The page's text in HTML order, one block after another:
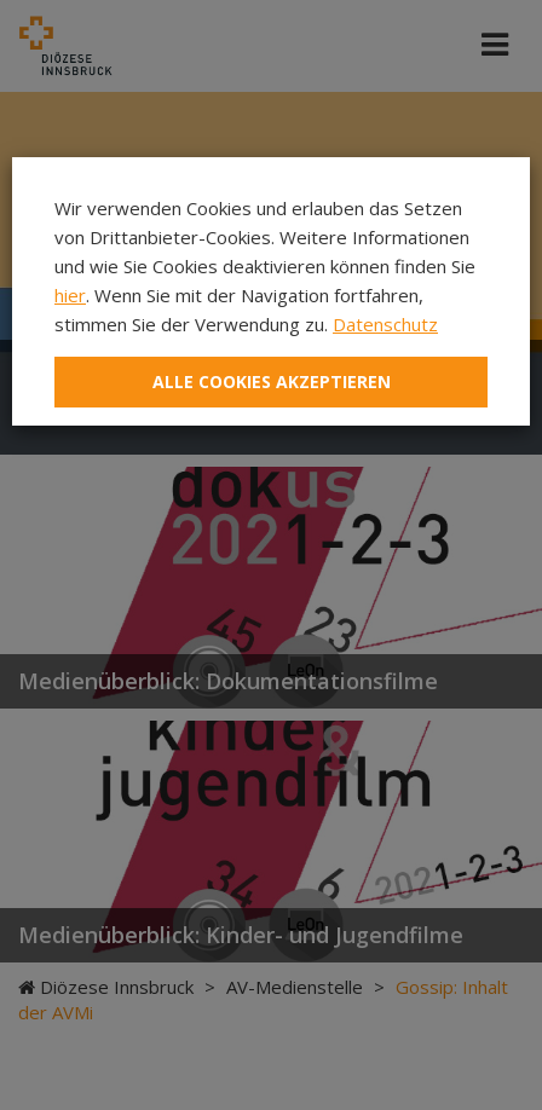
DokuFilm
Medienüberblick: Dokumentationsfilme
Medienüberblick: Kinder- und Jugendfilme
Diözese Innsbruck > AV-Medienstelle > Gossip: Inhalt
der AVMi
Wir verwenden Cookies und erlauben das Setzen
von Drittanbieter-Cookies. Weitere Informationen
und wie Sie Cookies deaktivieren können finden Sie
hier. Wenn Sie mit der Navigation fortfahren,
stimmen Sie der Verwendung zu. Datenschutz
ALLE COOKIES AKZEPTIEREN